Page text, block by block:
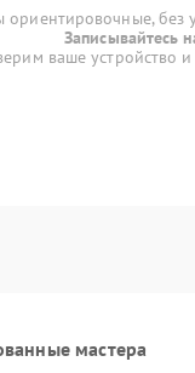
без
Записывайтесь
ваше устройство
мастера